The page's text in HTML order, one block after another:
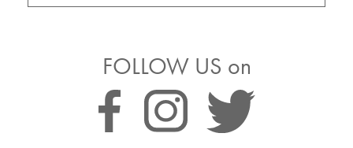
FOLLOW US on